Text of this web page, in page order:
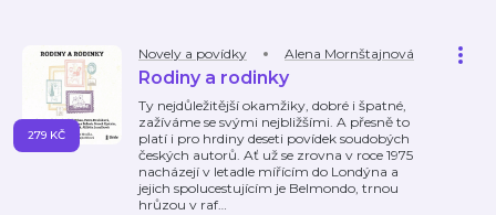
Novely a povídky Alena Mornštajnová
Rodiny a rodinky
Ty nejdůležitější okamžiky, dobré i špatné,
zažíváme se svými nejbližšími. A přesně to
platí i pro hrdiny deseti povídek soudobých
českých autorů. Ať už se zrovna v roce 1975
nacházejí v letadle mířícím do Londýna a
jejich spolucestujícím je Belmondo, trnou
hrůzou v raf…
279 KČ